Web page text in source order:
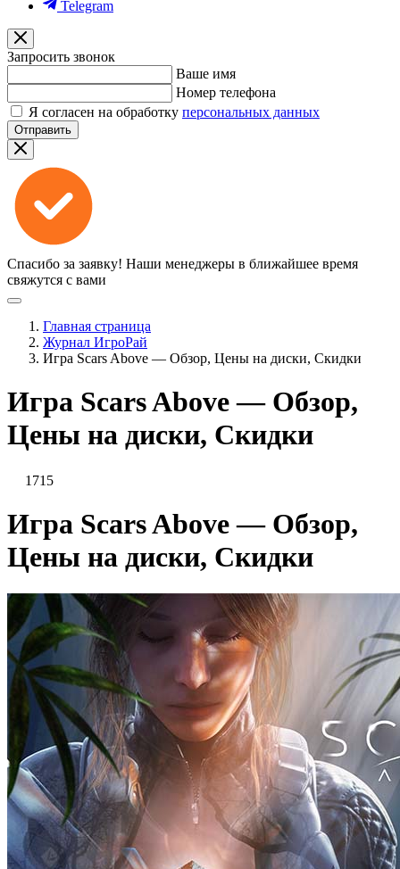
Telegram
Запросить звонок
Ваше имя
Номер телефона
Я согласен на обработку персональных данных
Отправить
Спасибо за заявку! Наши менеджеры в ближайшее время
свяжутся с вами
Главная страница
Журнал ИгроРай
Игра Scars Above — Обзор, Цены на диски, Скидки
Игра Scars Above — Обзор,
Цены на диски, Скидки
1715
Игра Scars Above — Обзор,
Цены на диски, Скидки